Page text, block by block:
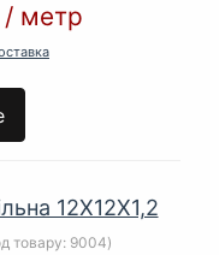
/ метр
12Х12Х1,2
товару: 9004)